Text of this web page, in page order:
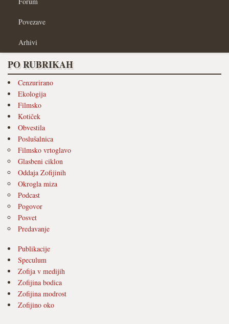
Povezave
Arhivi
PO RUBRIKAH
Cenzurirano
Ekologija
Filmsko
Kotiček
Obvestila
Poslušalnica
Filmsko vrtoglavo
Glasbeni ciklon
Oddaja Zofijinih
Okrogla miza
Podcast
Pogovor
Posvet
Predavanje
Publikacije
Speculum
Zofija v medijih
Zofijina bodica
Zofijina modrost
Zofijino oko